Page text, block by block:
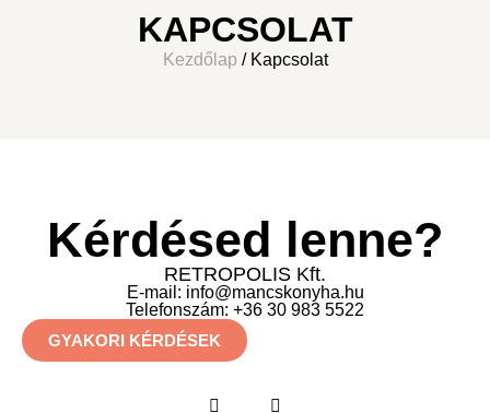
KAPCSOLAT
Kezdőlap / Kapcsolat
Kérdésed lenne?
RETROPOLIS Kft.
E-mail: info@mancskonyha.hu
Telefonszám: +36 30 983 5522
GYAKORI KÉRDÉSEK